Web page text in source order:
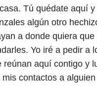
Tú quédate aquí
algún otro
a donde quiera
Yo iré a pedir a
reúnan aquí contigo y
mis contactos a